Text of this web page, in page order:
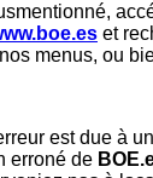
et
menus, ou
est due à
erroné de